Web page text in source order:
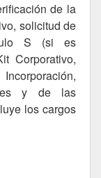
de la
solicitud de
S (si es
Corporativo,
y de las
los cargos